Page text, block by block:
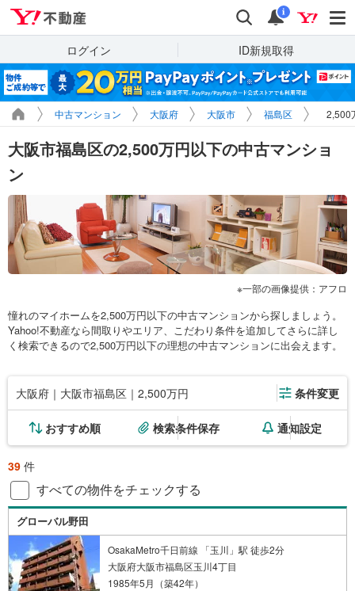
検索 通知
i
ログイン ID新規取得
中古マンション 大阪府 大阪市 福島区 2,500
大阪市福島区の2,500万円以下の中古マンショ
ン
一部の画像提供：アフロ
憧れのマイホームを2,500万円以下の中古マンションから探しましょう。
Yahoo!不動産なら間取りやエリア、こだわり条件を追加してさらに詳し
く検索できるので2,500万円以下の理想の中古マンションに出会えます。
大阪府｜大阪市福島区｜2,500万円 条件変更
おすすめ順 検索条件保存 通知設定
39 件
すべての物件をチェックする
グローバル野田
OsakaMetro千日前線 「玉川」駅 徒歩2分
大阪府大阪市福島区玉川4丁目
1985年5月（築42年）